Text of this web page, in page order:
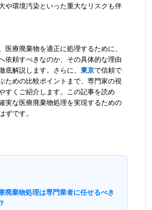
や環境汚染といった重大なリスクも伴
医療廃棄物を適正に処理するために、
依頼すべきなのか、その具体的な理由
底解説します。さらに、東京で信頼で
ための比較ポイントまで、専門家の視
すくご紹介します。この記事を読め
実な医療廃棄物処理を実現するための
ずです。
廃棄物処理は専門業者に任せるべき